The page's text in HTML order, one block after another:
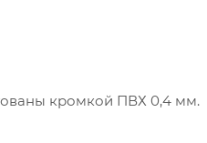
кромкой ПВХ 0,4 мм.